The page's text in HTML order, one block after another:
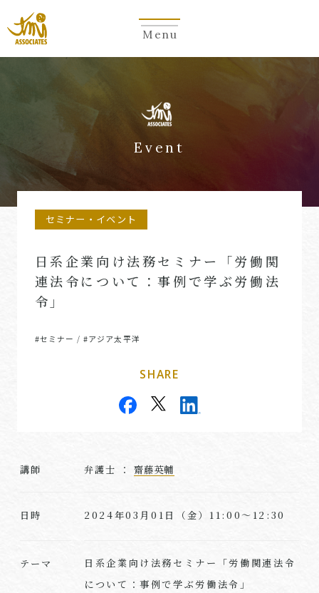
Menu
Event
セミナー・イベント
日系企業向け法務セミナー「労働関
連法令について：事例で学ぶ労働法
令」
#セミナー /#アジア太平洋
SHARE
講師 弁護士 ： 齋藤英輔
日時 2024年03月01日（金）11:00～12:30
テーマ
日系企業向け法務セミナー「労働関連法令
について：事例で学ぶ労働法令」